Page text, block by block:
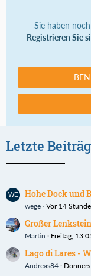
Sie haben
Registrieren Sie
Letzte
Hohe Dock und
wege Vor 14
Großer
Martin Freitag,
Lago di Lares -
Andreas84